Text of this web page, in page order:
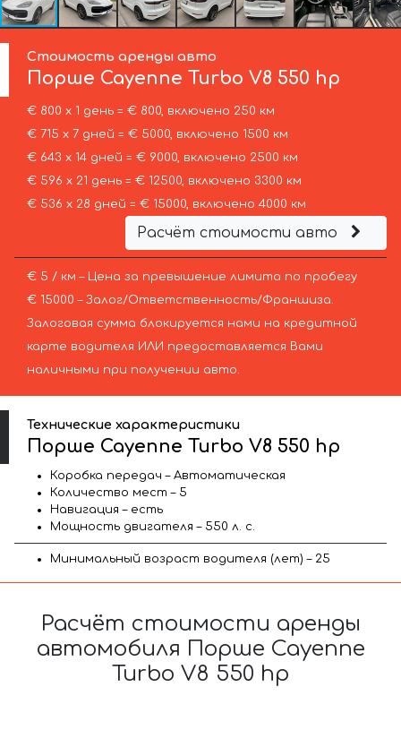
Стоимость аренды авто
Порше Cayenne Turbo V8 550 hp
€ 800 х 1 день = € 800, включено 250 км
€ 715 х 7 дней = € 5000, включено 1500 км
€ 643 х 14 дней = € 9000, включено 2500 км
€ 596 х 21 день = € 12500, включено 3300 км
€ 536 х 28 дней = € 15000, включено 4000 км
Расчёт стоимости авто
€ 5 / км – Цена за превышение лимита по пробегу
€ 15000 – Залог/Ответственность/Франшиза.
Залоговая сумма блокируется нами на кредитной
карте водителя ИЛИ предоставляется Вами
наличными при получении авто.
Технические характеристики
Порше Cayenne Turbo V8 550 hp
Коробка передач – Автоматическая
Количество мест – 5
Навигация – есть
Мощность двигателя – 550 л. с.
Минимальный возраст водителя (лет) – 25
Расчёт стоимости аренды
автомобиля Порше Cayenne
Turbo V8 550 hp